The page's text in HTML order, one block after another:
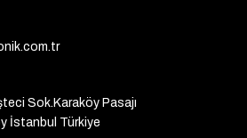
Sok.Karaköy Pasajı
İstanbul Türkiye